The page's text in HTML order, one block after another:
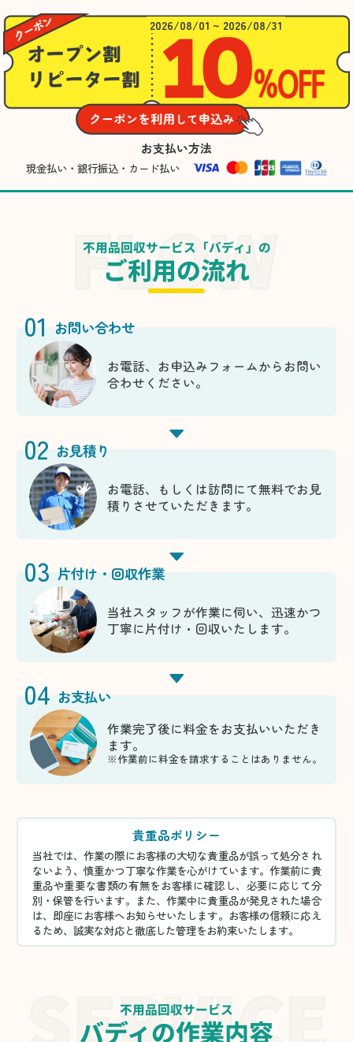
2026/08/01 ~ 2026/08/31
お支払い方法
現金払い・銀行振込・カード払い
不用品回収サービス「バディ」の
ご利用の流れ
01 お問い合わせ
お電話、お申込みフォームからお問い
合わせください。
02 お見積り
お電話、もしくは訪問にて無料でお見
積りさせていただきます。
03 片付け・回収作業
当社スタッフが作業に伺い、迅速かつ
丁寧に片付け・回収いたします。
04 お支払い
作業完了後に料金をお支払いいただき
ます。
※作業前に料金を請求することはありません。
貴重品ポリシー
当社では、作業の際にお客様の大切な貴重品が誤って処分され
ないよう、慎重かつ丁寧な作業を心がけています。作業前に貴
重品や重要な書類の有無をお客様に確認し、必要に応じて分
別・保管を行います。また、作業中に貴重品が発見された場合
は、即座にお客様へお知らせいたします。お客様の信頼に応え
るため、誠実な対応と徹底した管理をお約束いたします。
不用品回収サービス
バディの作業内容